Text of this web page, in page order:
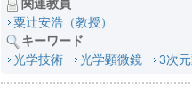
関連教員
粟辻安浩（教授）
キーワード
光学技術
光学顕微鏡 3次